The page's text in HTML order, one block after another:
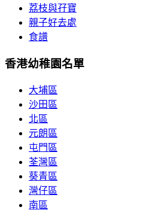
荔枝與孖寶
親子好去處
食譜
香港幼稚園名單
大埔區
沙田區
北區
元朗區
屯門區
荃灣區
葵青區
灣仔區
南區